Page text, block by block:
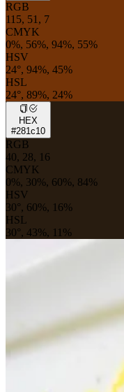
RGB
115, 51, 7
CMYK
0%, 56%, 94%, 55%
HSV
24°, 94%, 45%
HSL
24°, 89%, 24%
HEX
#281c10
RGB
40, 28, 16
CMYK
0%, 30%, 60%, 84%
HSV
30°, 60%, 16%
HSL
30°, 43%, 11%